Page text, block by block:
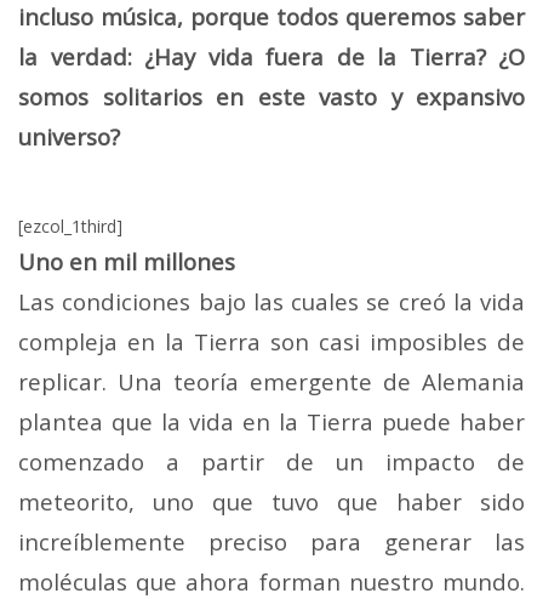
incluso música, porque todos queremos saber
la verdad: ¿Hay vida fuera de la Tierra? ¿O
somos solitarios en este vasto y expansivo
universo?
[ezcol_1third]
Uno en mil millones
Las condiciones bajo las cuales se creó la vida
compleja en la Tierra son casi imposibles de
replicar. Una teoría emergente de Alemania
plantea que la vida en la Tierra puede haber
comenzado a partir de un impacto de
meteorito, uno que tuvo que haber sido
increíblemente preciso para generar las
moléculas que ahora forman nuestro mundo.